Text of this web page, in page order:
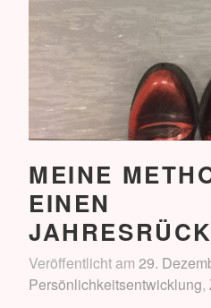
MEINE
EINEN
Veröffentlicht am 29.
Persönlichkeitsentwicklung,